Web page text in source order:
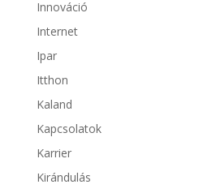
Innováció
Internet
Ipar
Itthon
Kaland
Kapcsolatok
Karrier
Kirándulás